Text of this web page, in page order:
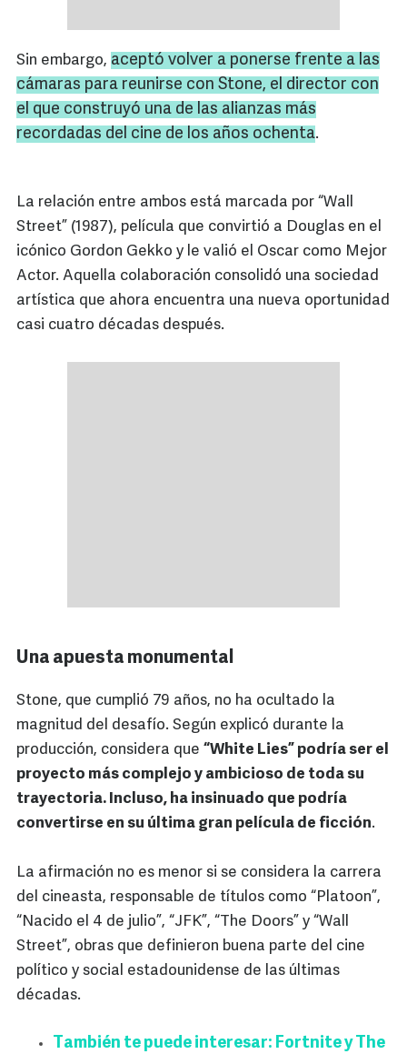
Sin embargo, aceptó volver a ponerse frente a las
cámaras para reunirse con Stone, el director con
el que construyó una de las alianzas más
recordadas del cine de los años ochenta.
La relación entre ambos está marcada por “Wall
Street” (1987), película que convirtió a Douglas en el
icónico Gordon Gekko y le valió el Oscar como Mejor
Actor. Aquella colaboración consolidó una sociedad
artística que ahora encuentra una nueva oportunidad
casi cuatro décadas después.
Una apuesta monumental
Stone, que cumplió 79 años, no ha ocultado la
magnitud del desafío. Según explicó durante la
producción, considera que “White Lies” podría ser el
proyecto más complejo y ambicioso de toda su
trayectoria. Incluso, ha insinuado que podría
convertirse en su última gran película de ficción.
La afirmación no es menor si se considera la carrera
del cineasta, responsable de títulos como “Platoon”,
“Nacido el 4 de julio”, “JFK”, “The Doors” y “Wall
Street”, obras que definieron buena parte del cine
político y social estadounidense de las últimas
décadas.
También te puede interesar: Fortnite y The